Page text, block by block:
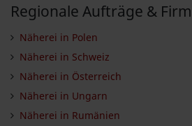
Regionale Aufträge &
Näherei in Polen
Näherei in Schweiz
Näherei in Österreich
Näherei in Ungarn
Näherei in Rumänien